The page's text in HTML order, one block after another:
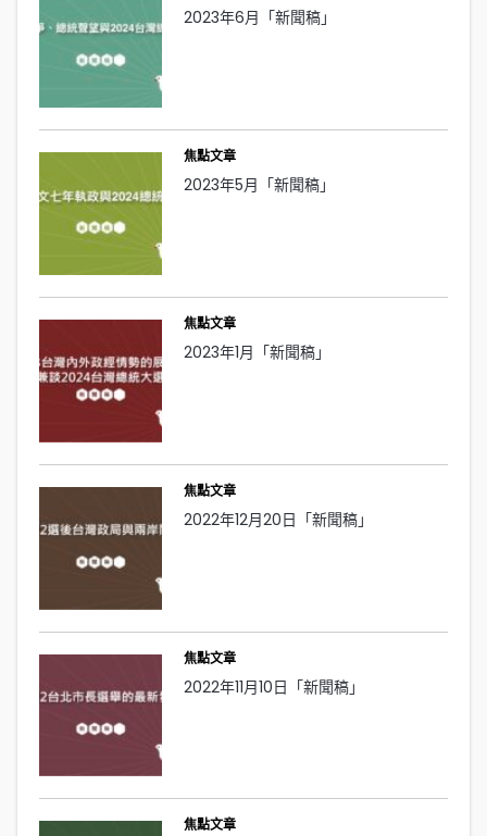
2023年6月「新聞稿」
焦點文章
2023年5月「新聞稿」
焦點文章
2023年1月「新聞稿」
焦點文章
2022年12月20日「新聞稿」
焦點文章
2022年11月10日「新聞稿」
焦點文章